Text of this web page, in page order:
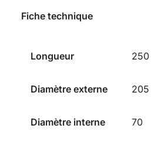
Fiche technique
Longueur 250
Diamètre externe 205
Diamètre interne 70